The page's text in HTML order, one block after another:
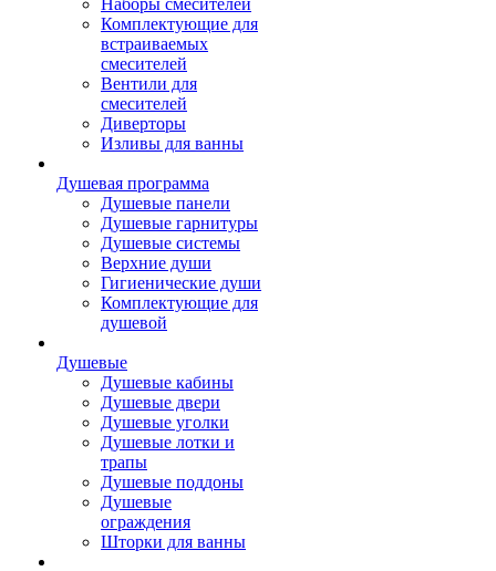
Наборы смесителей
Комплектующие для
встраиваемых
смесителей
Вентили для
смесителей
Диверторы
Изливы для ванны
Душевая программа
Душевые панели
Душевые гарнитуры
Душевые системы
Верхние души
Гигиенические души
Комплектующие для
душевой
Душевые
Душевые кабины
Душевые двери
Душевые уголки
Душевые лотки и
трапы
Душевые поддоны
Душевые
ограждения
Шторки для ванны